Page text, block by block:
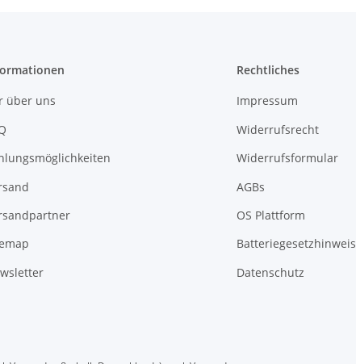
über uns
Rechtliches
Impressum
Widerrufsrecht
Widerrufsformular
AGBs
OS Plattform
Batteriegesetzhinweis
Datenschutz